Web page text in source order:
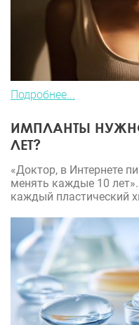
Подробнее...
ИМПЛАНТЫ
ЛЕТ?
«Доктор, в Интернете
менять каждые 10
каждый пластический